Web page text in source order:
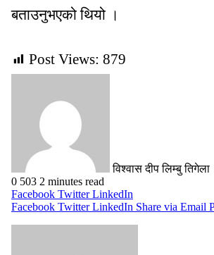
बताउनुभएको थियो ।
Post Views: 879
विश्वास दीप लिम्बु तिगेला
0 503 2 minutes read
Facebook Twitter LinkedIn
Facebook Twitter LinkedIn Share via Email